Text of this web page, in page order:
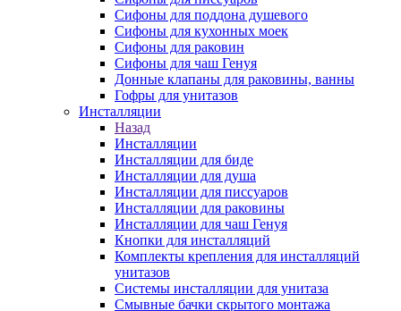
Сифоны для поддона душевого
Сифоны для кухонных моек
Сифоны для раковин
Сифоны для чаш Генуя
Донные клапаны для раковины, ванны
Гофры для унитазов
Инсталляции
Назад
Инсталляции
Инсталляции для биде
Инсталляции для душа
Инсталляции для писсуаров
Инсталляции для раковины
Инсталляции для чаш Генуя
Кнопки для инсталляций
Комплекты крепления для инсталляций
унитазов
Системы инсталляции для унитаза
Смывные бачки скрытого монтажа